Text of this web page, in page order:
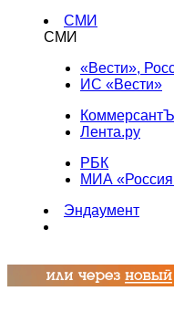
СМИ
СМИ
«Вести»,
ИС «Вести»
КоммерсантЪ
Лента.ру
РБК
МИА «Россия
Эндаумент